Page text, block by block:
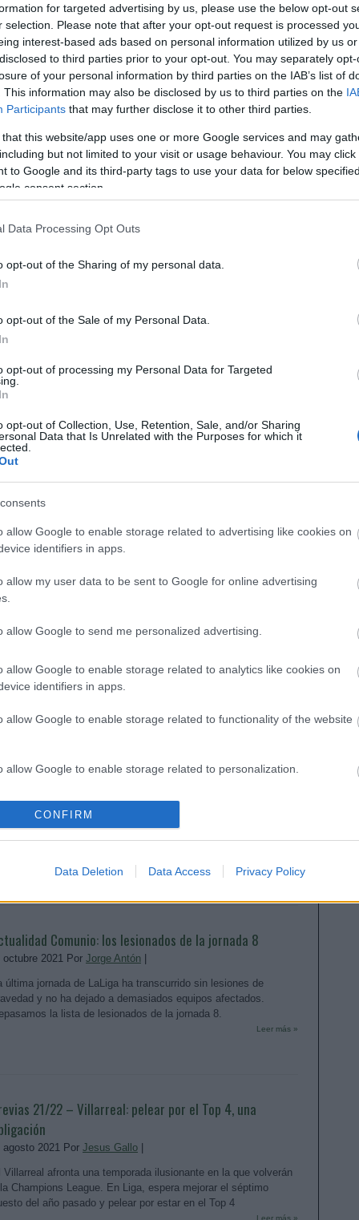
for targeted advertising by us, please use the below opt-out
selection. Please note that after your opt-out request is processed
interest-based ads based on personal information utilized by us
to third parties prior to your opt-out. You may separately
of your personal information by third parties on the IAB’s list of
This information may also be disclosed by us to third parties on the
Participants that may further disclose it to other third parties.
that this website/app uses one or more Google services and may
but not limited to your visit or usage behaviour. You may
to Google and its third-party tags to use your data for below
consent section.
Data Processing Opt Outs
opt-out of the Sharing of my personal data.
opt-out of the Sale of my Personal Data.
opt-out of processing my Personal Data for Targeted
opt-out of Collection, Use, Retention, Sale, and/or Sharing
Data that Is Unrelated with the Purposes for which it
allow Google to enable storage related to advertising like cookies on
identifiers in apps.
allow my user data to be sent to Google for online advertising
allow Google to send me personalized advertising.
allow Google to enable storage related to analytics like cookies on
identifiers in apps.
allow Google to enable storage related to functionality of the website
allow Google to enable storage related to personalization.
functionality and fraud prevention, and other user protection.
CONFIRM
Data Deletion Data Access Privacy Policy
Villarreal en Comunio: ¿A quién comprar, a quién
enero 2022 PorJesus Gallo|
Villarreal está viviendo una temporada irregular en LaLiga y
21 jornadas disputadas está en el octavo puesto a 4 puntos
la zona Champions. Sin embargo, los 'groguet' son uno de los
que más puntos consigue en Comunio por los goles
Analizamos sus jugadores por orden de importancia de
partidos!
diciembre 2021 Por
febrero. ¿Qué futbolistas de LaLiga podrían ir convocados?
El 11 ideal de la jornada extra: ¡Fiebre amarilla!
diciembre 2021 Por Jesus Gallo|
11 ideal de la jornada extra compuesta por los partidos
y cuenta con cuatro representantes en el mejor equipo, entre
Leer más »
rápido! Los perdedores de la jornada 15
bajar su valor a corto plazo.
11 ideal de la jornada 11 (21/22: ¡Super Choco!
los goleadores del espectacular 3-3 entre Villarreal-Cádiz
presentes en el 11 ideal de la jornada 11 de Comunio,
por Anthony "Choco" Lozano con 20 puntos.
Comunio: los lesionados de la jornada 8
octubre 2021 Por Jorge Antón
última jornada de LaLiga ha transcurrido sin lesiones de
y no ha dejado a demasiados equipos afectados.
la lista de lesionados de la jornada 8.
Leer más »
21/22 – Villarreal: pelear por el Top 4, una
agosto 2021 Por Jesus Gallo
Villarreal afronta una temporada ilusionante en la que volverán
Champions League. En Liga, espera mejorar el séptimo
del año pasado y pelear por estar en el Top 4
Leer más »